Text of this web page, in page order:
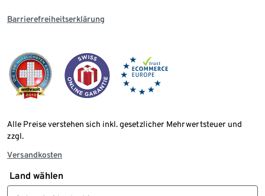
Barrierefreiheitserklärung
Alle Preise verstehen sich inkl. gesetzlicher Mehrwertsteuer und
zzgl.
Versandkosten
Land wählen